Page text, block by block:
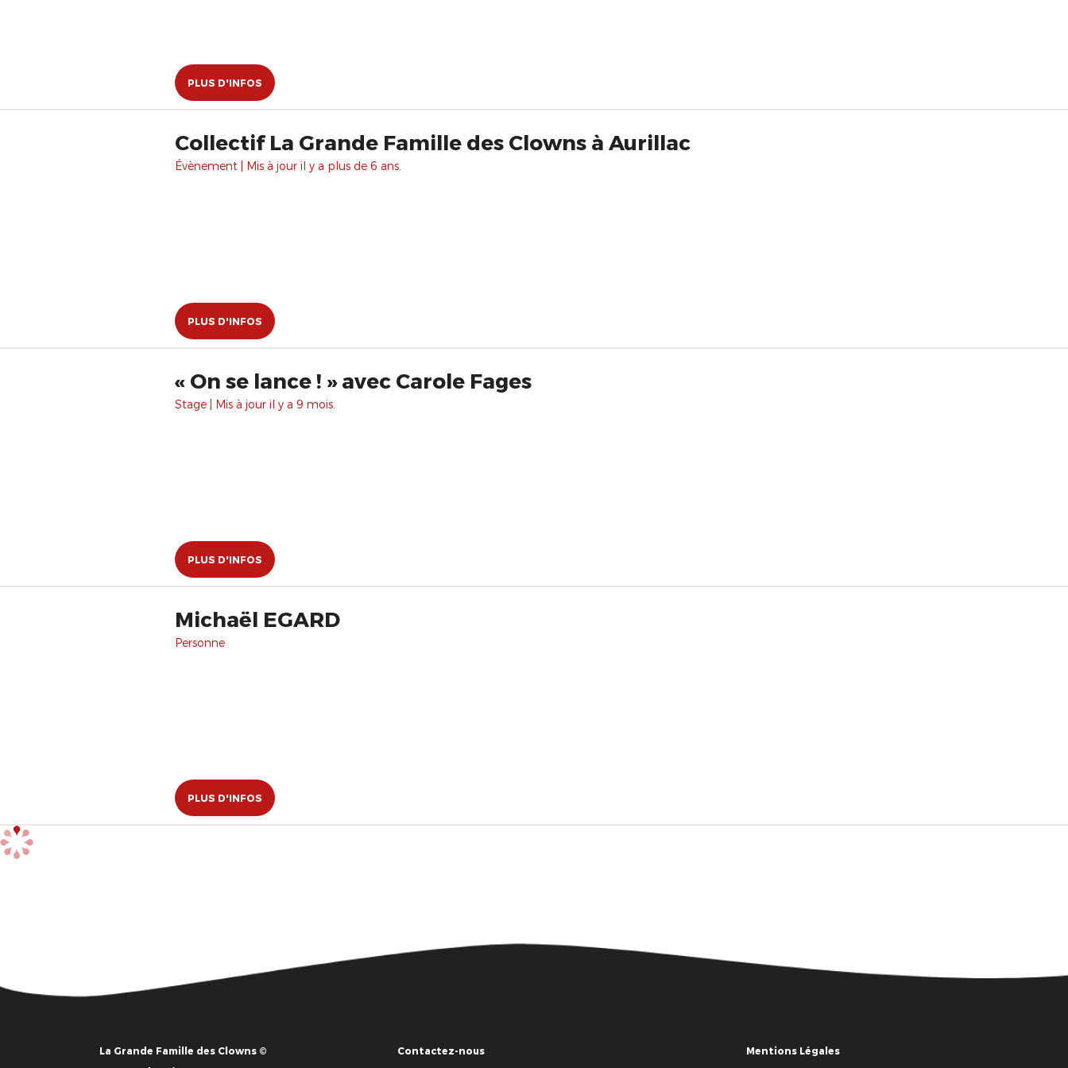
PLUS D'INFOS
Collectif La Grande Famille des Clowns à Aurillac
Évènement | Mis à jour il y a plus de 6 ans.
PLUS D'INFOS
« On se lance ! » avec Carole Fages
Stage | Mis à jour il y a 9 mois.
PLUS D'INFOS
Michaël EGARD
Personne
PLUS D'INFOS
La Grande Famille des Clowns ©
Contactez-nous Mentions Légales